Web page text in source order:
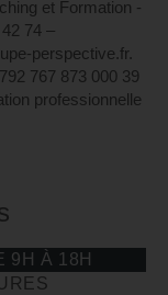
et Formation -
74⁩ –
perspective.fr.
767 873 000 39
professionnelle
9H À 18H